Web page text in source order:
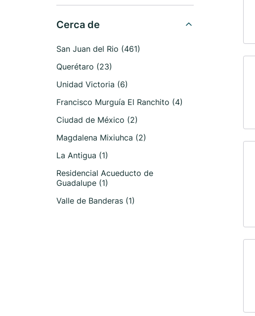
Cerca de
San Juan del Rio (461)
Querétaro (23)
Unidad Victoria (6)
Francisco Murguía El Ranchito (4)
Ciudad de México (2)
Magdalena Mixiuhca (2)
La Antigua (1)
Residencial Acueducto de
Guadalupe (1)
Valle de Banderas (1)